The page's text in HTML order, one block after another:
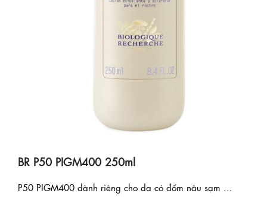
BR P50 PIGM400 250ml
P50 PIGM400 dành riêng cho da có đốm nâu sạm ...